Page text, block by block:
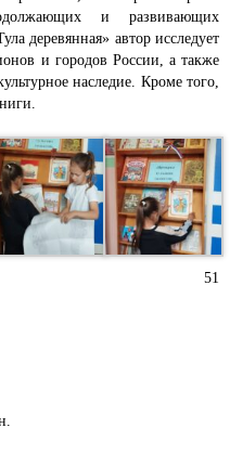
и развивающих
деревянная» автор исследует
и городов России, а также
наследие. Кроме того,
51